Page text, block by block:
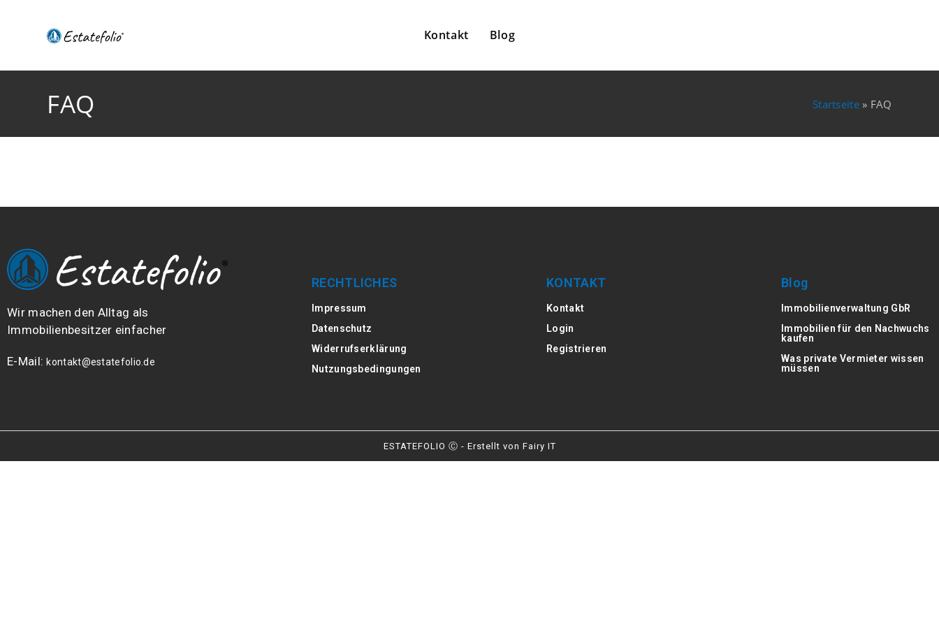
Kontakt Blog
FAQ Startseite» FAQ
Wir machen den Alltag als
Immobilienbesitzer einfacher
E-Mail:kontakt@estatefolio.de
RECHTLICHES
Impressum
Datenschutz
Widerrufserklärung
Nutzungsbedingungen
KONTAKT
Kontakt
Login
Registrieren
Blog
Immobilienverwaltung GbR
Immobilien für den Nachwuchs
kaufen
Was private Vermieter wissen
müssen
ESTATEFOLIO Ⓒ - Erstellt von Fairy IT